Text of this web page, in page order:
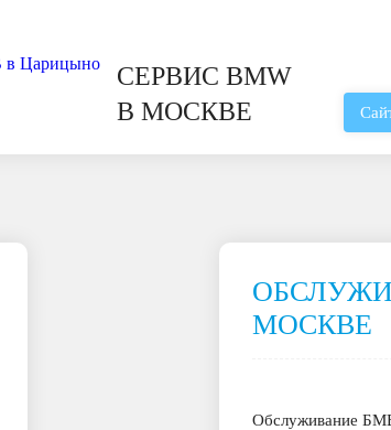
СЕРВИС BMW
В МОСКВЕ
МОСКВЕ
Обслуживание